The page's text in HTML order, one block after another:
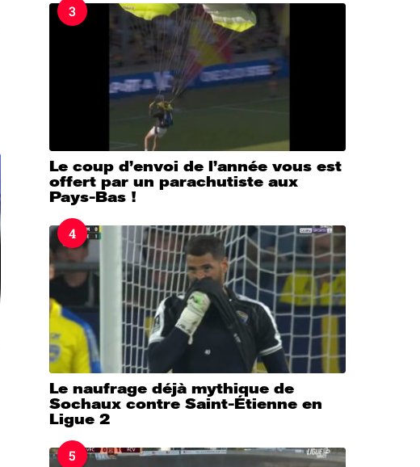
3
Le coup d’envoi de l’année vous est
offert par un parachutiste aux
Pays-Bas !
4
Le naufrage déjà mythique de
Sochaux contre Saint-Étienne en
Ligue 2
5